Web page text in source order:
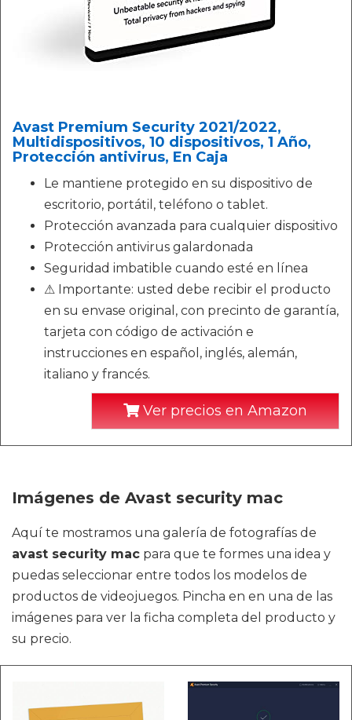
Avast Premium Security 2021/2022,
Multidispositivos, 10 dispositivos, 1 Año,
Protección antivirus, En Caja
Le mantiene protegido en su dispositivo de
escritorio, portátil, teléfono o tablet.
Protección avanzada para cualquier dispositivo
Protección antivirus galardonada
Seguridad imbatible cuando esté en línea
⚠ Importante: usted debe recibir el producto
en su envase original, con precinto de garantía,
tarjeta con código de activación e
instrucciones en español, inglés, alemán,
italiano y francés.
Ver precios en Amazon
Imágenes de Avast security mac
Aquí te mostramos una galería de fotografías de
avast security mac para que te formes una idea y
puedas seleccionar entre todos los modelos de
productos de videojuegos. Pincha en en una de las
imágenes para ver la ficha completa del producto y
su precio.